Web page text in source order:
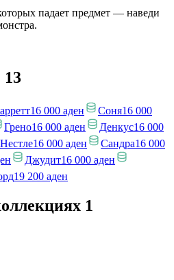
падает предмет — наведи
13
16 000 аден Соня16 000
Грено16 000 аден Денкус16 000
Нестле16 000 аден Сандра16 000
Джудит16 000 аден
19 200 аден
1